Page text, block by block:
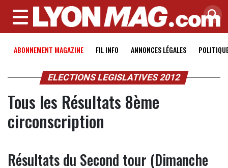
MENU
ABONNEMENT MAGAZINE FIL INFO ANNONCES LÉGALES
ELECTIONS LEGISLATIVES 2012
Tous les Résultats 8ème
circonscription
Résultats du Second tour (Dimanche